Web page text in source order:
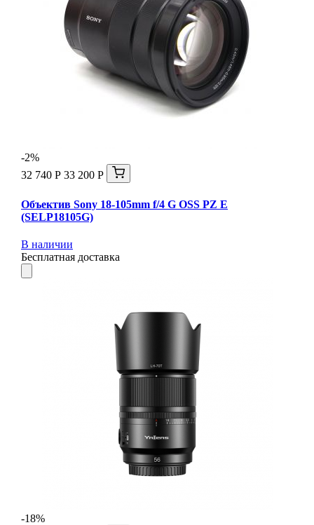
-2%
32 740 Р 33 200 Р
Объектив Sony 18-105mm f/4 G OSS PZ E
(SELP18105G)
В наличии
Бесплатная доставка
-18%